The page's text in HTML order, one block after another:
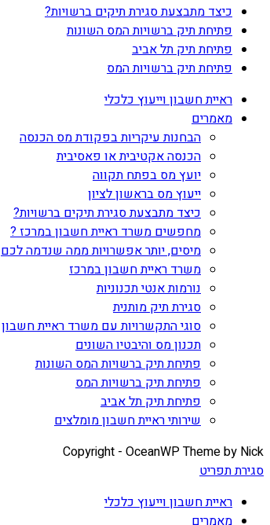
כיצד מתבצעת סגירת תיקים ברשויות?
פתיחת תיק ברשויות המס השונות
פתיחת תיק תל אביב
פתיחת תיק ברשויות המס
ראיית חשבון וייעוץ כלכלי
מאמרים
הבחנות עיקריות בפקודת מס הכנסה
הכנסה אקטיבית או פאסיבית
יועץ מס בפתח תקווה
ייעוץ מס בראשון לציון
כיצד מתבצעת סגירת תיקים ברשויות?
מחפשים משרד ראיית חשבון במרכז ?
מיסים, יותר אפשרויות ממה שנדמה לכם
משרד ראיית חשבון במרכז
נורמות אנטי תכנוניות
סגירת תיק מותנית
סוגי התקשרויות עם משרד ראיית חשבון
תכנון מס והיבטיו השונים
פתיחת תיק ברשויות המס השונות
פתיחת תיק ברשויות המס
פתיחת תיק תל אביב
שירותי ראיית חשבון מומלצים
Copyright - OceanWP Theme by Nick
סגירת תפריט
ראיית חשבון וייעוץ כלכלי